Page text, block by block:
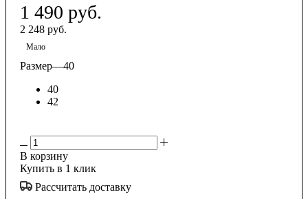
1 490 руб.
2 248 руб.
Мало
Размер—40
40
42
В корзину
Купить в 1 клик
Рассчитать доставку